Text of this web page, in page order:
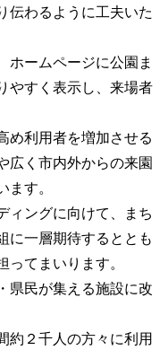
伝わるように工夫いた
ームページに公園ま
やすく表示し、来場者
め利用者を増加させる
広く市内外からの来園
す。
ィングに向けて、まち
に一層期待するととも
てまいります。
民が集える施設に改
約２千人の方々に利用